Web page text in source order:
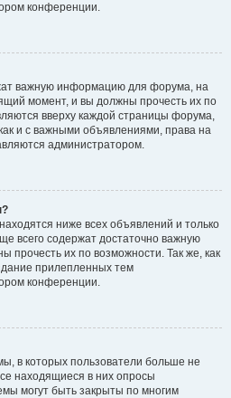
конференции.
важную информацию для форума, на
момент, и вы должны прочесть их по
вверху каждой страницы форума,
и с важными объявлениями, права на
администратором.
ниже всех объявлений и только
всего содержат достаточно важную
их по возможности. Так же, как
прилепленных тем
конференции.
в которых пользователи больше не
находящиеся в них опросы
могут быть закрыты по многим